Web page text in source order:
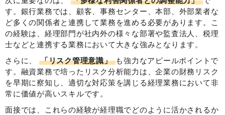
す。銀行業務では、顧客、事務センター、本部、外部業者な
ど多くの関係者と連携して業務を進める必要があります。こ
の経験は、経理部門が社内外の様々な部署や監査法人、税理
士などと連携する業務において大きな強みとなります。
さらに、
「リスク管理意識」 も強力なアピールポイントで
す。融資業務で培ったリスク分析能力は、企業の財務リスク
を早期に察知し、適切な対応策を講じる経理業務において非
常に価値が高いスキルです。
面接では、これらの経験が経理職でどのように活かされるか